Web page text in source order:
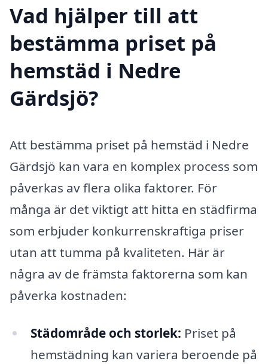
Vad hjälper till att
bestämma priset på
hemstäd i Nedre
Gärdsjö?
Att bestämma priset på hemstäd i Nedre
Gärdsjö kan vara en komplex process som
påverkas av flera olika faktorer. För
många är det viktigt att hitta en städfirma
som erbjuder konkurrenskraftiga priser
utan att tumma på kvaliteten. Här är
några av de främsta faktorerna som kan
påverka kostnaden:
Städområde och storlek: Priset på
hemstädning kan variera beroende på